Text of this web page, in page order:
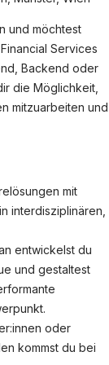
und möchtest
Services
Backend oder
die Möglichkeit,
mitzuarbeiten und
mit
interdisziplinären,
entwickelst du
und gestaltest
oder
kommst du bei